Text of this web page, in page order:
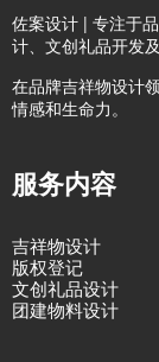
佐案设计 | 专注于
计、文创礼品开发
在品牌吉祥物设计
情感和生命力。
服务内容
吉祥物设计
版权登记
文创礼品设计
团建物料设计